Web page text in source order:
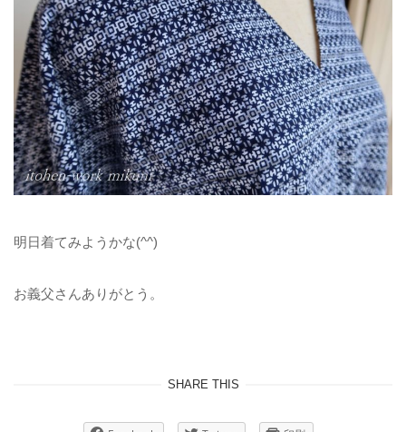
明日着てみようかな(^^)
お義父さんありがとう。
SHARE THIS